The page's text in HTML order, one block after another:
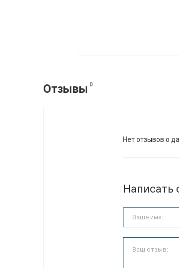
Отзывы 0
Нет отзывов о
Написать